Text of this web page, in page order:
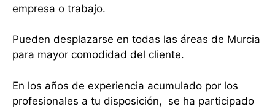
empresa o trabajo.
Pueden desplazarse en todas las áreas de Murcia
para mayor comodidad del cliente.
En los años de experiencia acumulado por los
profesionales a tu disposición, se ha participado